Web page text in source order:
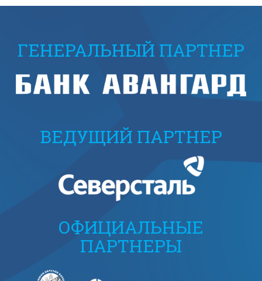
ГЕНЕРАЛЬНЫЙ ПАРТНЕР
ВЕДУЩИЙ ПАРТНЕР
ОФИЦИАЛЬНЫЕ
ПАРТНЕРЫ